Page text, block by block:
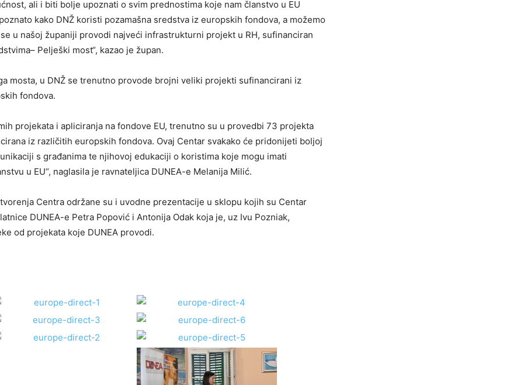
ali i biti bolje upoznati o svim prednostima koje nam članstvo u EU
kako DNŽ koristi pozamašna sredstva iz europskih fondova, a možemo
u našoj županiji provodi najveći infrastrukturni projekt u RH, sufinanciran
Pelješki most“, kazao je župan.
mosta, u DNŽ se trenutno provode brojni veliki projekti sufinancirani iz
fondova.
projekata i apliciranja na fondove EU, trenutno su u provedbi 73 projekta
iz različitih europskih fondova. Ovaj Centar svakako će pridonijeti boljoj
s građanima te njihovoj edukaciji o koristima koje mogu imati
u EU“, naglasila je ravnateljica DUNEA-e Melanija Milić.
Centra održane su i uvodne prezentacije u sklopu kojih su Centar
DUNEA-e Petra Popović i Antonija Odak koja je, uz Ivu Pozniak,
od projekata koje DUNEA provodi.